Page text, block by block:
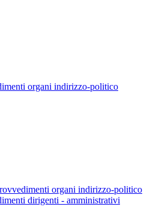
organi indirizzo-politico
organi indirizzo-politico
dirigenti - amministrativi